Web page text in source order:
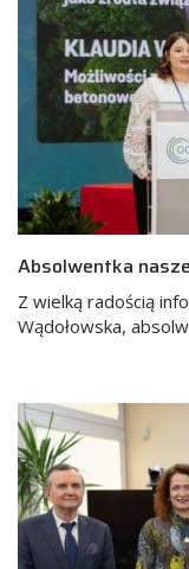
Absolwentka
Z wielką radością
Wądołowska,